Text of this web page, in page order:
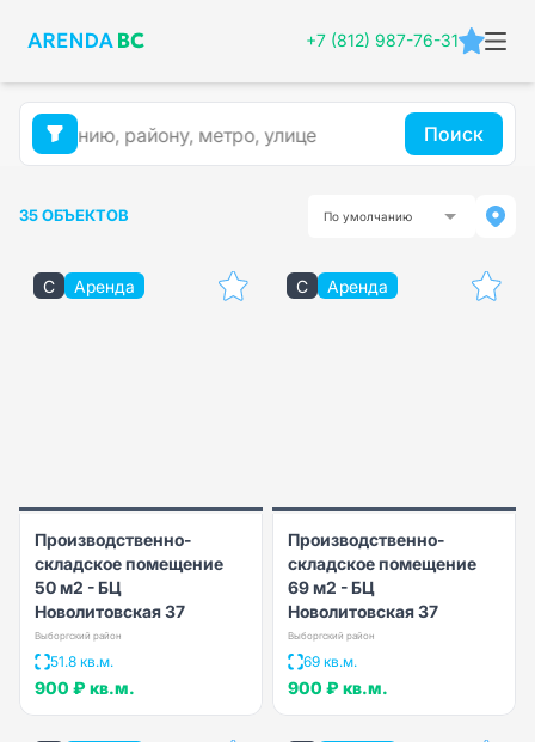
+7 (812) 987-76-31
Поиск
35 ОБЪЕКТОВ По умолчанию
C Аренда
Производственно-
складское помещение
50 м2 - БЦ
Новолитовская 37
Выборгский район
51.8 кв.м.
900 ₽ кв.м.
C Аренда
Производственно-
складское помещение
69 м2 - БЦ
Новолитовская 37
Выборгский район
69 кв.м.
900 ₽ кв.м.